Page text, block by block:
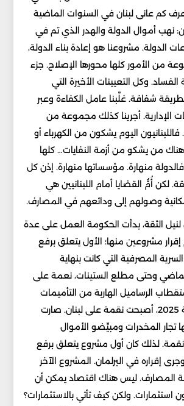
كم عانى لبنان في السنوات الماضية
نهب أموال الدولة والهدر الذي تم في
الدولة. مشروعنا هو إعادة بناء الدولة،
من الأمور كلها محورها الإصلاح. جزء
وكل التعيينات الأخيرة التي
شفافة. غلَّبنا عامل الكفاءة وعبر
الإدارية. أجرينا كذلك مجموعة من
فاللبنانيون اليوم يشكون من الكهرباء أو
من يشكو من أزمة النفايات… كلها
منهارة. مؤسساتها منهارة. إذن كل
لكن أُمُّ القضايا أمام اللبنانيين هي
وصولهم إلى ودائعهم في المصارف.
لنيل الثقة، بدأت الحكومة العمل على عدة
مشروعين منها؛ الأول يتعلق برفع
المصرفية التي كانت بنهاية
وحتى مطلع الستينات، نعمة على
الرساميل الهاربة من التأميمات
العربية. اليوم، سنة 2025، أصبحت نقمة على لبنان. صارت
تجار المخدرات ومبيِّضو الأموال
لذلك كان أول مشروع يتعلق برفع
إقراره في البرلمان. المشروع الآخر
المصارف. ليس هناك اقتصاد يمكن أن
استثمارات. ولكن كيف تأتي بالاستثمارات؟